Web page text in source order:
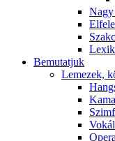
Nagy
Bemutatjuk
Lemezek,
Opera